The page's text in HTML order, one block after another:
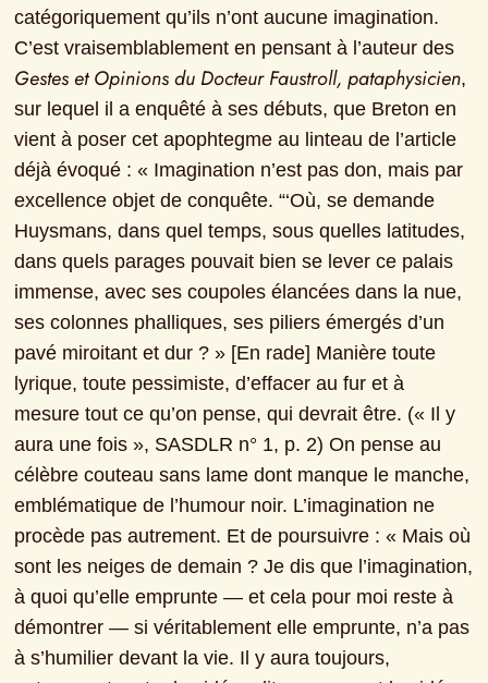
catégoriquement qu’ils n’ont aucune imagination.
Gestes et Opinions du Docteur Faustroll, pataphysicien,
sur lequel il a enquêté à ses débuts, que Breton en
vient à poser cet apophtegme au linteau de l’article
déjà évoqué : « Imagination n’est pas don, mais par
excellence objet de conquête. “‘Où, se demande
Huysmans, dans quel temps, sous quelles latitudes,
dans quels parages pouvait bien se lever ce palais
immense, avec ses coupoles élancées dans la nue,
ses colonnes phalliques, ses piliers émergés d’un
pavé miroitant et dur ? » [En rade] Manière toute
lyrique, toute pessimiste, d’effacer au fur et à
mesure tout ce qu’on pense, qui devrait être. (« Il y
aura une fois », SASDLR n° 1, p. 2) On pense au
célèbre couteau sans lame dont manque le manche,
emblématique de l’humour noir. L’imagination ne
procède pas autrement. Et de poursuivre : « Mais où
sont les neiges de demain ? Je dis que l’imagination,
à quoi qu’elle emprunte — et cela pour moi reste à
démontrer — si véritablement elle emprunte, n’a pas
à s’humilier devant la vie. Il y aura toujours,